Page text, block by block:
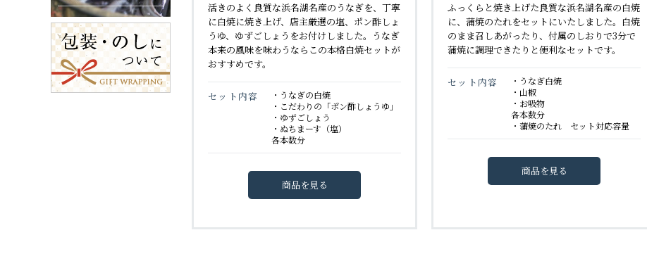
活きのよく良質な浜名湖名産のうなぎを、丁寧
に白焼に焼き上げ、店主厳選の塩、ポン酢しょ
うゆ、ゆずごしょうをお付けしました。うなぎ
本来の風味を味わうならこの本格白焼セットが
おすすめです。
セット内容
・うなぎの白焼
・こだわりの「ポン酢しょうゆ」
・ゆずごしょう
・ぬちまーす（塩）
各本数分
商品を見る
ふっくらと焼き上げた良質な浜名湖名産の白焼
に、蒲焼のたれをセットにいたしました。白焼
のまま召しあがったり、付属のしおりで3分で
蒲焼に調理できたりと便利なセットです。
セット内容
・うなぎ白焼
・山椒
・お吸物
各本数分
・蒲焼のたれ セット対応容量
商品を見る